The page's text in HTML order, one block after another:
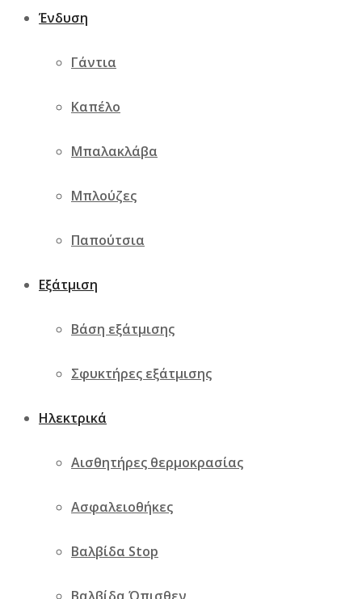
Ένδυση
Γάντια
Καπέλο
Μπαλακλάβα
Μπλούζες
Παπούτσια
Εξάτμιση
Βάση εξάτμισης
Σφυκτήρες εξάτμισης
Ηλεκτρικά
Αισθητήρες θερμοκρασίας
Ασφαλειοθήκες
Βαλβίδα Stop